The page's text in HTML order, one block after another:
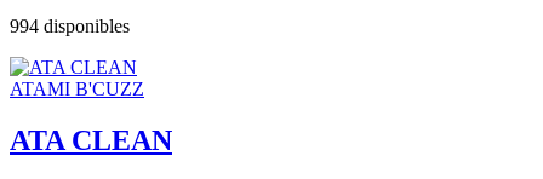
994 disponibles
ATAMI B'CUZZ
ATA CLEAN